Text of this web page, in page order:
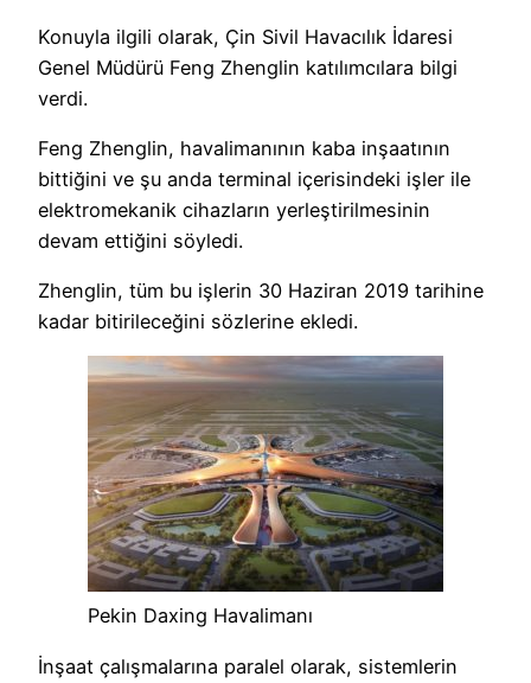
Konuyla ilgili olarak, Çin Sivil Havacılık İdaresi
Genel Müdürü Feng Zhenglin katılımcılara bilgi
verdi.
Feng Zhenglin, havalimanının kaba inşaatının
bittiğini ve şu anda terminal içerisindeki işler ile
elektromekanik cihazların yerleştirilmesinin
devam ettiğini söyledi.
Zhenglin, tüm bu işlerin 30 Haziran 2019 tarihine
kadar bitirileceğini sözlerine ekledi.
Pekin Daxing Havalimanı
İnşaat çalışmalarına paralel olarak, sistemlerin